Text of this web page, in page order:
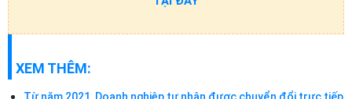
XEM THÊM:
Từ năm 2021, Doanh nghiệp tư nhân được chuyển đổi trực tiếp